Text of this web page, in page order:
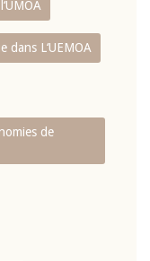
dans L‘UEMOA
de